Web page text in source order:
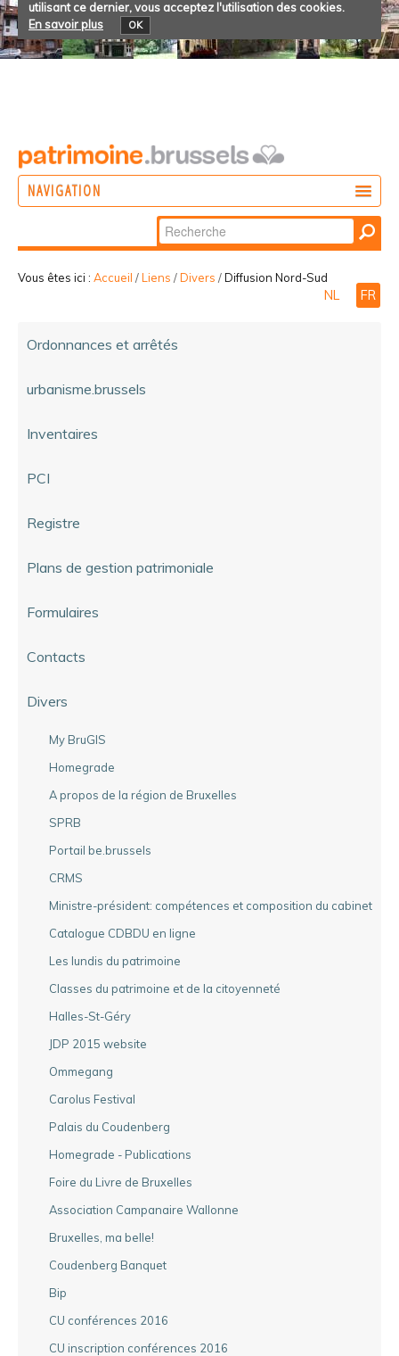
utilisant ce dernier, vous acceptez l'utilisation des cookies.
En savoir plus
OK
NAVIGATION
Chercher par
Recherche
avancée…
Vous êtes ici : Accueil /Liens /Divers /Diffusion Nord-Sud
NL FR
Ordonnances et arrêtés
urbanisme.brussels
Inventaires
PCI
Registre
Plans de gestion patrimoniale
Formulaires
Contacts
Divers
My BruGIS
Homegrade
A propos de la région de Bruxelles
SPRB
Portail be.brussels
CRMS
Ministre-président: compétences et composition du cabinet
Catalogue CDBDU en ligne
Les lundis du patrimoine
Classes du patrimoine et de la citoyenneté
Halles-St-Géry
JDP 2015 website
Ommegang
Carolus Festival
Palais du Coudenberg
Homegrade - Publications
Foire du Livre de Bruxelles
Association Campanaire Wallonne
Bruxelles, ma belle!
Coudenberg Banquet
Bip
CU conférences 2016
CU inscription conférences 2016